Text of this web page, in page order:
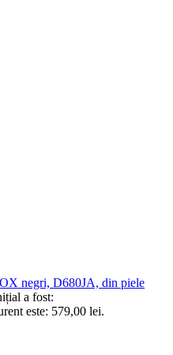
negri, D680JA, din piele
a fost:
este: 579,00 lei.